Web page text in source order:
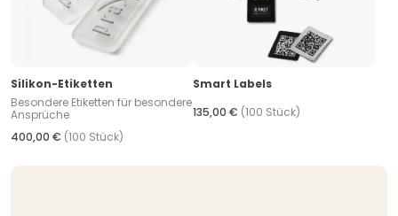
Silikon-Etiketten
Besondere Etiketten für besondere
Ansprüche
400,00 € (100 Stück)
Smart Labels
135,00 € (100 Stück)